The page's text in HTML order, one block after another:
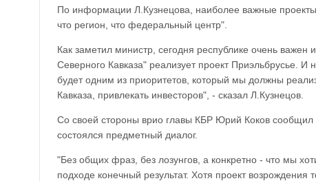
По информации Л.Кузнецова, наиболее важные
что регион, что федеральный центр".
Как заметил министр, сегодня республике очень
Северного Кавказа" реализует проект Приэльбрусье.
будет одним из приоритетов, который мы должны
Кавказа, привлекать инвесторов", - сказал Л.Кузнецов.
Со своей стороны врио главы КБР Юрий Коков сообщил
состоялся предметный диалог.
"Без общих фраз, без лозунгов, а конкретно - что мы
подходе конечный результат. Хотя проект